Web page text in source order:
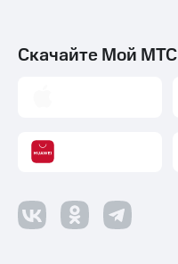
Скачайте Мой МТС